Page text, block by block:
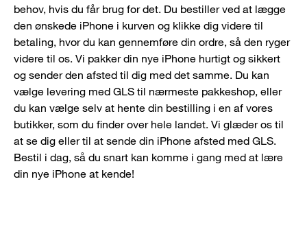
behov, hvis du får brug for det. Du bestiller ved at lægge
den ønskede iPhone i kurven og klikke dig videre til
betaling, hvor du kan gennemføre din ordre, så den ryger
videre til os. Vi pakker din nye iPhone hurtigt og sikkert
og sender den afsted til dig med det samme. Du kan
vælge levering med GLS til nærmeste pakkeshop, eller
du kan vælge selv at hente din bestilling i en af vores
butikker, som du finder over hele landet. Vi glæder os til
at se dig eller til at sende din iPhone afsted med GLS.
Bestil i dag, så du snart kan komme i gang med at lære
din nye iPhone at kende!